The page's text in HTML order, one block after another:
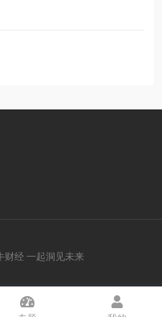
经 一起洞见未来